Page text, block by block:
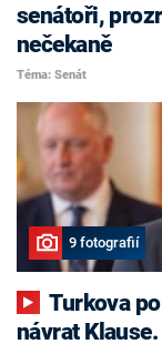
senátoři,
nečekaně
Téma: Senát
9 fotografií
Turkova pomsta, nekonfliktní Havlíček i
návrat